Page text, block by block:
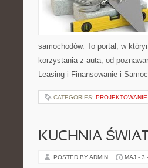
samochodów. To portal, w
korzystania z auta, od
Leasing i Finansowanie i
CATEGORIES:
KUCHNIA
POSTED BY ADMIN MAJ - 3